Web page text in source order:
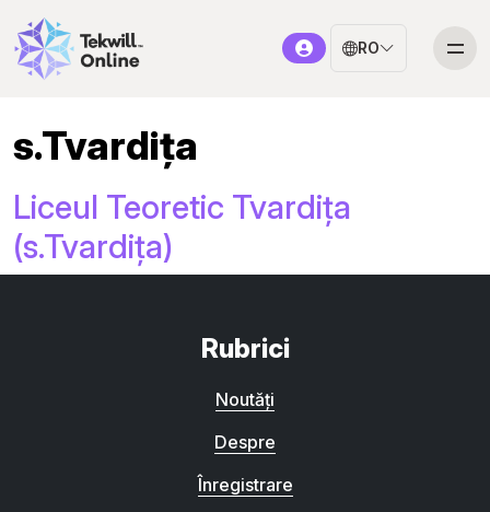
RO
s.Tvardița
Liceul Teoretic Tvardița
(s.Tvardița)
Rubrici
Noutăți
Despre
Înregistrare